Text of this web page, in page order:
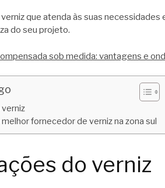
que atenda às suas
do seu projeto.
sob medida: vantagens e
melhor fornecedor de verniz na zona sul
do verniz